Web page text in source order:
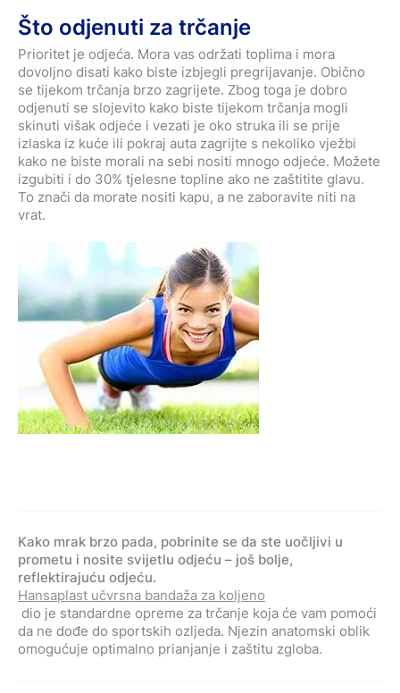
Što odjenuti za trčanje
Prioritet je odjeća. Mora vas održati toplima i mora
dovoljno disati kako biste izbjegli pregrijavanje. Obično
se tijekom trčanja brzo zagrijete. Zbog toga je dobro
odjenuti se slojevito kako biste tijekom trčanja mogli
skinuti višak odjeće i vezati je oko struka ili se prije
izlaska iz kuće ili pokraj auta zagrijte s nekoliko vježbi
kako ne biste morali na sebi nositi mnogo odjeće. Možete
izgubiti i do 30% tjelesne topline ako ne zaštitite glavu.
To znači da morate nositi kapu, a ne zaboravite niti na
vrat.
Kako mrak brzo pada, pobrinite se da ste uočljivi u
prometu i nosite svijetlu odjeću – još bolje,
reflektirajuću odjeću.
Hansaplast učvrsna bandaža za koljeno
dio je standardne opreme za trčanje koja će vam pomoći
da ne dođe do sportskih ozljeda. Njezin anatomski oblik
omogućuje optimalno prianjanje i zaštitu zgloba.